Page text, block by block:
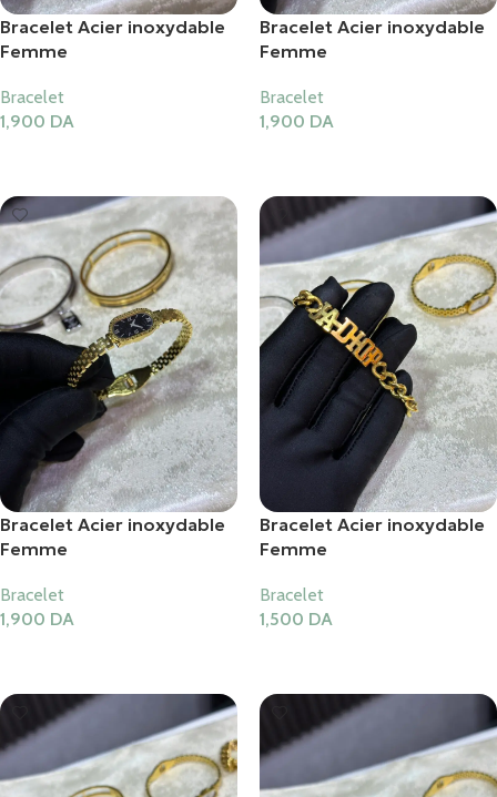
Bracelet Acier inoxydable
Femme
Bracelet
1,900 DA
Bracelet Acier inoxydable
Femme
Bracelet
1,900 DA
Bracelet Acier inoxydable
Femme
Bracelet
1,900 DA
Bracelet Acier inoxydable
Femme
Bracelet
1,500 DA